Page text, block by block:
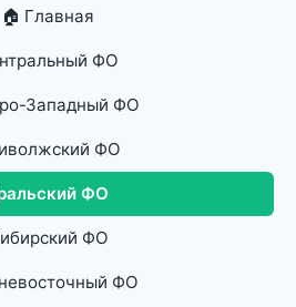
🏠 Главная
ФО
Западный ФО
ФО
ФО
ФО
ФО